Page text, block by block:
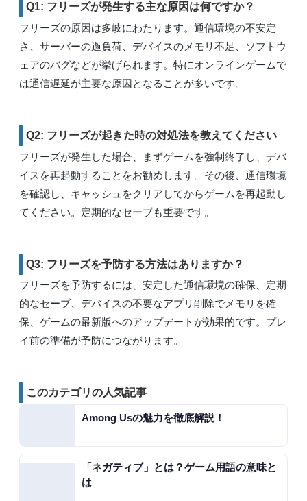
Q1: フリーズが発生する主な原因は何ですか？
フリーズの原因は多岐にわたります。通信環境の不安定
さ、サーバーの過負荷、デバイスのメモリ不足、ソフトウ
ェアのバグなどが挙げられます。特にオンラインゲームで
は通信遅延が主要な原因となることが多いです。
Q2: フリーズが起きた時の対処法を教えてください
フリーズが発生した場合、まずゲームを強制終了し、デバ
イスを再起動することをお勧めします。その後、通信環境
を確認し、キャッシュをクリアしてからゲームを再起動し
てください。定期的なセーブも重要です。
Q3: フリーズを予防する方法はありますか？
フリーズを予防するには、安定した通信環境の確保、定期
的なセーブ、デバイスの不要なアプリ削除でメモリを確
保、ゲームの最新版へのアップデートが効果的です。プレ
イ前の準備が予防につながります。
このカテゴリの人気記事
Among Usの魅力を徹底解説！
「ネガティブ」とは？ゲーム用語の意味と
は